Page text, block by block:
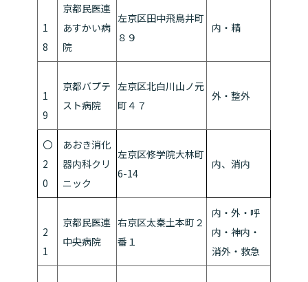
1
8
京都民医連
あすかい病
院
左京区田中飛鳥井町
８９
内・精
1
9
京都バプテ
スト病院
左京区北白川山ノ元
町４７
外・整外
〇
2
0
あおき消化
器内科クリ
ニック
左京区修学院大林町
6-14
内、消内
2
1
京都民医連
中央病院
右京区太秦土本町２
番１
内・外・呼
内・神内・
消外・救急